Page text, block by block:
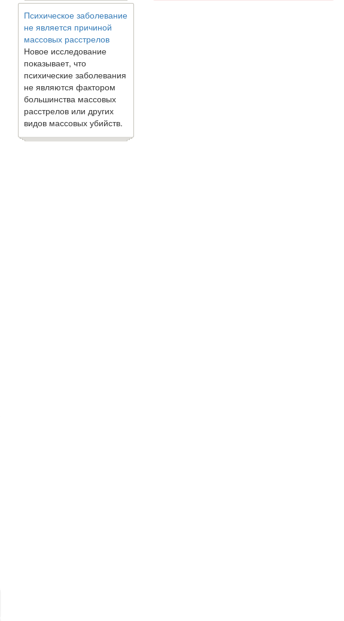
Психическое заболевание
не является причиной
массовых расстрелов
Новое исследование
показывает, что
психические заболевания
не являются фактором
большинства массовых
расстрелов или других
видов массовых убийств.